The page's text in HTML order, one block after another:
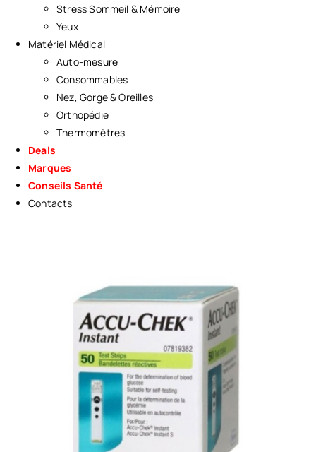
Stress Sommeil & Mémoire
Yeux
Matériel Médical
Auto-mesure
Consommables
Nez, Gorge & Oreilles
Orthopédie
Thermomètres
Deals
Marques
Conseils Santé
Contacts